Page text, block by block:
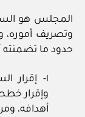
المجلس هو
وتصريف أموره،
حدود ما تضمنته
١- إقرار
وإقرار
أهدافه،